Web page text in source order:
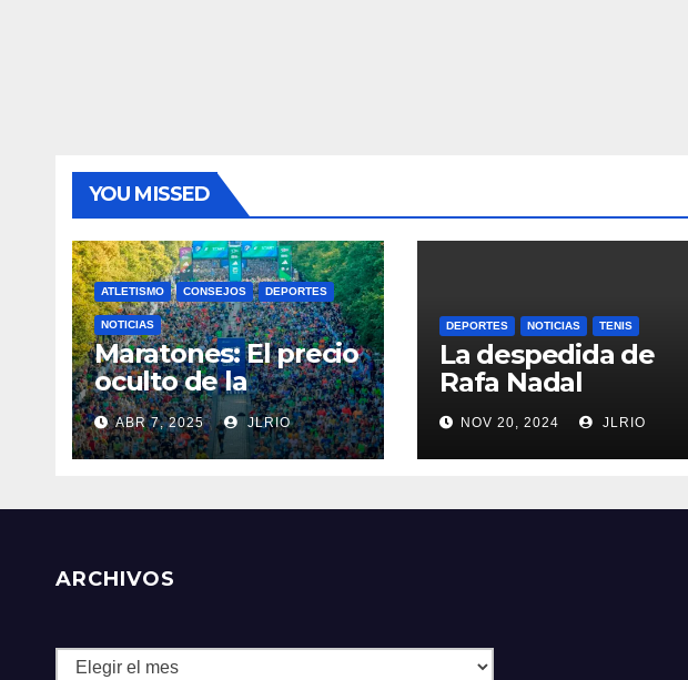
YOU MISSED
ATLETISMO CONSEJOS DEPORTES
NOTICIAS
Maratones: El precio
oculto de la
resistencia
ABR 7, 2025 JLRIO
DEPORTES NOTICIAS TENIS
La despedida de
Rafa Nadal
NOV 20, 2024 JLRIO
ARCHIVOS
Archivos